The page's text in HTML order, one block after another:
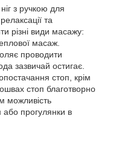
з ручкою для
та
різні види масажу:
масаж.
проводити
зазвичай остигає.
стоп, крім
стоп благотворно
можливість
або прогулянки в